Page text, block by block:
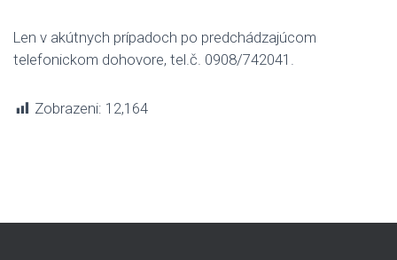
Len v akútnych prípadoch po predchádzajúcom
telefonickom dohovore, tel.č. 0908/742041.
Zobrazeni: 12,164